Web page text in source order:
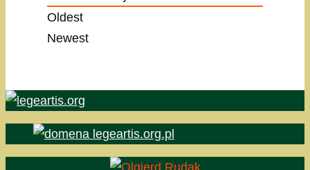
Oldest
Newest